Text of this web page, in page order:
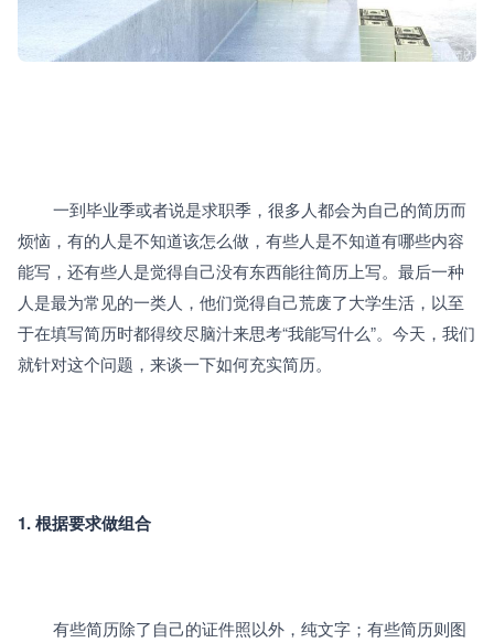
烦恼，有的人是不知道该怎么做，有些人是不知道有哪些内容
能写，还有些人是觉得自己没有东西能往简历上写。最后一种
人是最为常见的一类人，他们觉得自己荒废了大学生活，以至
于在填写简历时都得绞尽脑汁来思考“我能写什么”。今天，我们
就针对这个问题，来谈一下如何充实简历。
1. 根据要求做组合